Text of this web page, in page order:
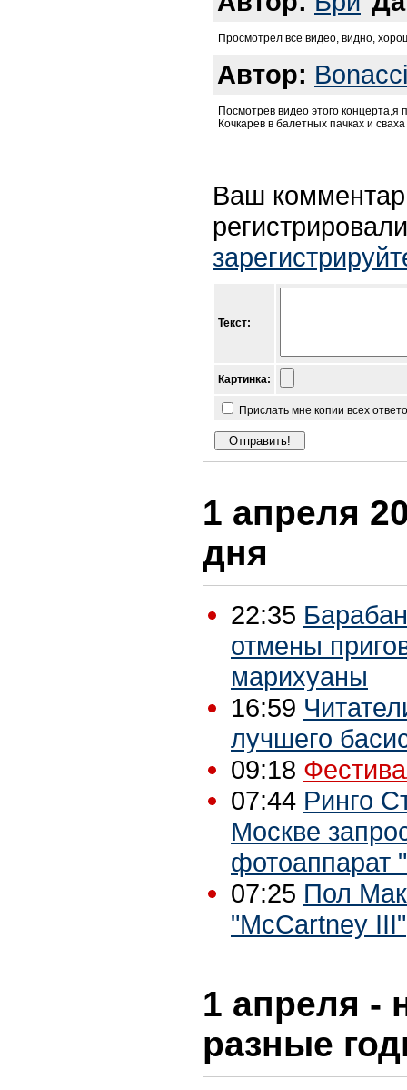
Просмотрел все видео, видно,
Автор:
Посмотрев видео этого концерта,я
Кочкарев в балетных пачках и
Ваш
Текст:
Картинка:
Прислать мне копии всех
1 апреля
дня
22:35
отмены
марихуаны
16:59
лучшего
09:18
07:44 Ринго
Москве
фотоаппарат
07:25 Пол
"McCartney III"
1 апреля -
разные